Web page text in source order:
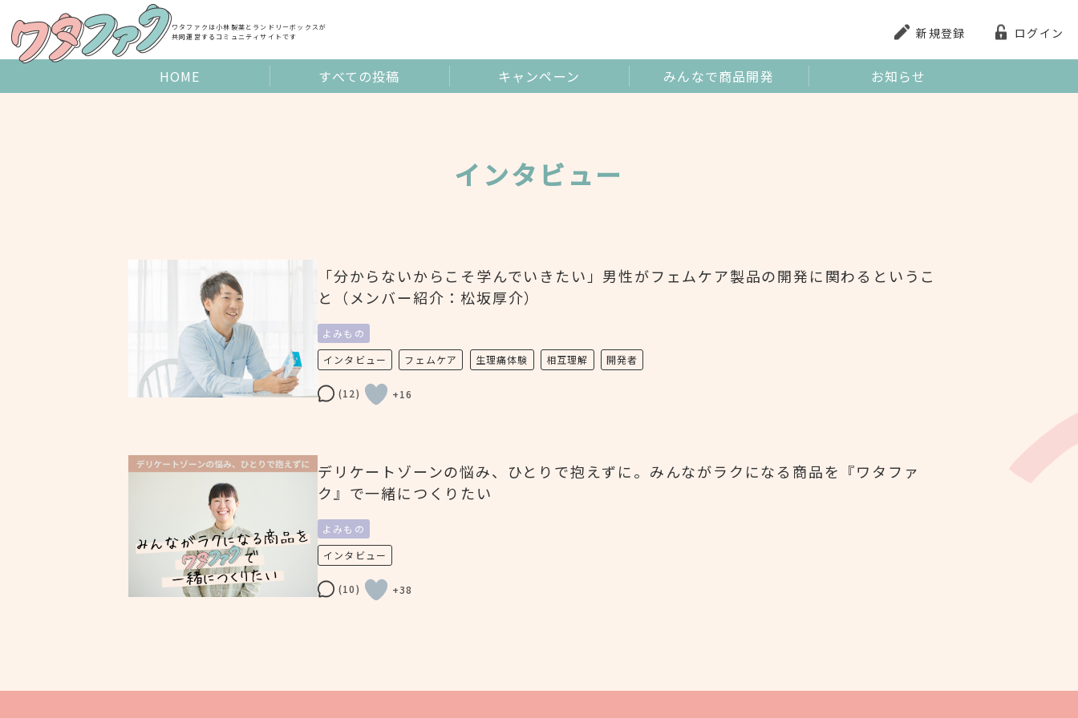
to
content
ワタファクは小林製薬とランドリーボックスが
共同運営するコミュニティサイトです
新規登録 ログイン
HOME すべての投稿 キャンペーン みんなで商品開発 お知らせ
インタビュー
「分からないからこそ学んでいきたい」男性がフェムケア製品の開発に関わるというこ
と（メンバー紹介：松坂厚介）
よみもの
インタビュー
フェムケア 生理痛体験 相互理解 開発者
(12) +16
デリケートゾーンの悩み、ひとりで抱えずに。みんながラクになる商品を『ワタファ
ク』で一緒につくりたい
よみもの
インタビュー
(10) +38